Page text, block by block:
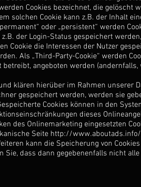
Cookies bezeichnet, die gelöscht
solchen Cookie kann z.B. der Inhalt
oder „persistent“ werden
der Login-Status gespeichert
Cookie die Interessen der Nutzer
Als „Third-Party-Cookie“ werden
angeboten werden
klären hierüber im Rahmen unserer
gespeichert werden, werden sie
Cookies können in den
dieses
des Onlinemarketing eingesetzten
Seite http://
kann die Speicherung von
dass dann gegebenenfalls nicht